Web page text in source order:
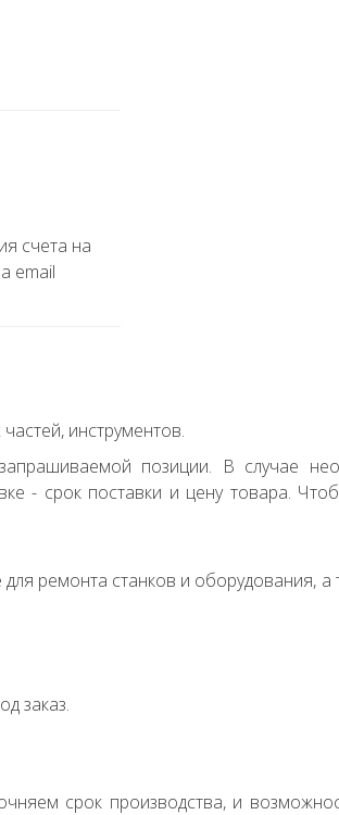
счета на
email
инструментов.
позиции. В случае
- срок поставки и цену товара.
ремонта станков и оборудования, а
заказ.
срок производства, и